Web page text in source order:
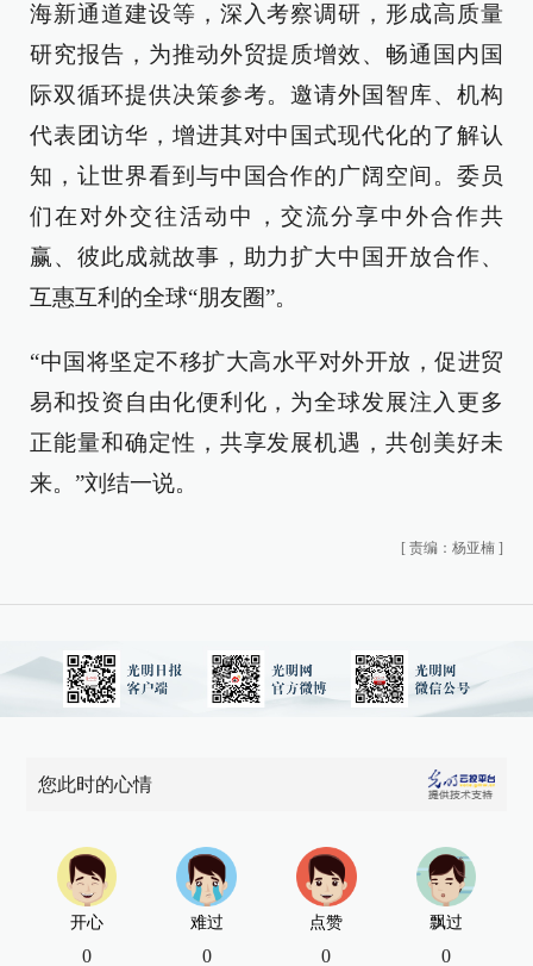
海新通道建设等，深入考察调研，形成高质量
研究报告，为推动外贸提质增效、畅通国内国
际双循环提供决策参考。邀请外国智库、机构
代表团访华，增进其对中国式现代化的了解认
知，让世界看到与中国合作的广阔空间。委员
们在对外交往活动中，交流分享中外合作共
赢、彼此成就故事，助力扩大中国开放合作、
互惠互利的全球“朋友圈”。
“中国将坚定不移扩大高水平对外开放，促进贸
易和投资自由化便利化，为全球发展注入更多
正能量和确定性，共享发展机遇，共创美好未
来。”刘结一说。
[ 责编：杨亚楠 ]
您此时的心情
开心
0
难过
0
点赞
0
飘过
0